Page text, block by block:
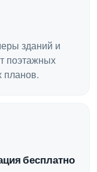
зданий и
поэтажных
планов.
бесплатно